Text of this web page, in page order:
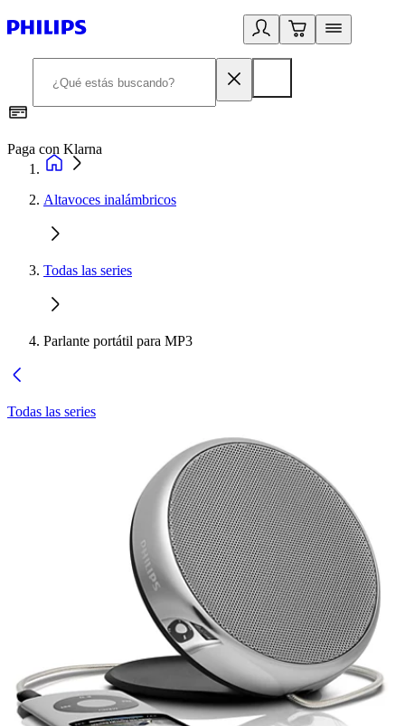
Paga con Klarna
Altavoces inalámbricos
Todas las series
Parlante portátil para MP3
Todas las series